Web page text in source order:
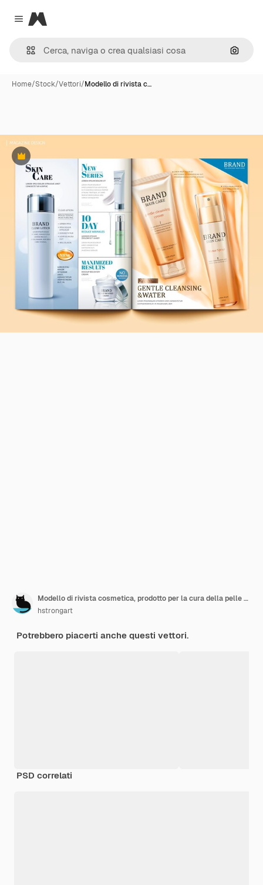
Close menu
Magnific
Cerca
Home/Stock/Vettori/Modello di rivista c…
Premium
Modello di rivista cosmetica, prodotto per la cura della pelle e dei capelli su raso di seta in illustrazione 3d
hstrongart
Potrebbero piacerti anche questi vettori.
PSD correlati